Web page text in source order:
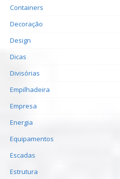
Containers
Decoração
Design
Dicas
Divisórias
Empilhadeira
Empresa
Energia
Equipamentos
Escadas
Estrutura